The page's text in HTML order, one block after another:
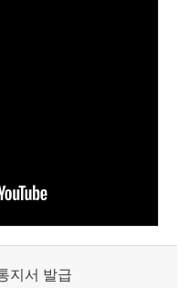
지서 발급